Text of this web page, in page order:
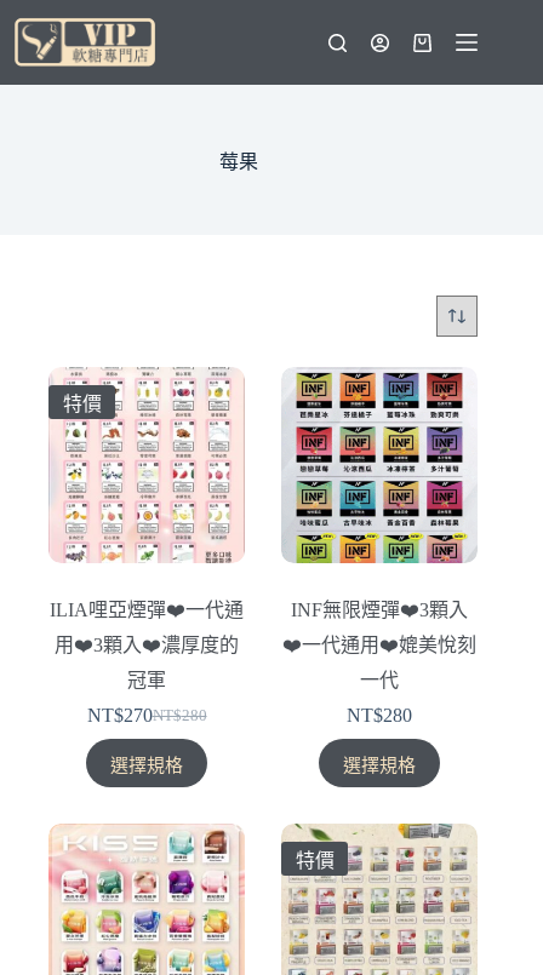
跳
購
物
莓果
特價
ILIA哩亞煙彈❤️‍一代通
用❤️‍3顆入❤️‍濃厚度的
冠軍
NT$280
始
價
NT$280。
NT$270
前
價
NT$270。
選擇規格
此
產
有
多
種
款
式。
INF無限煙彈❤️‍3顆入
❤️‍一代通用❤️‍媲美悅刻
一代
NT$280
選擇規格
此
產
多
種
款
式。
特價